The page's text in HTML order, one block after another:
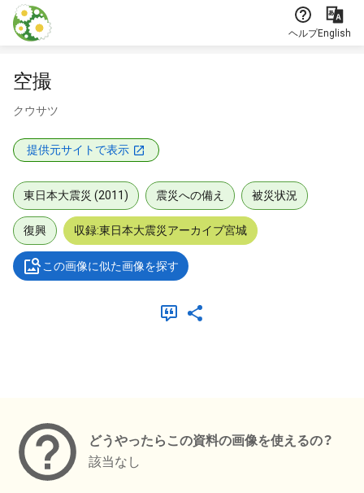
本文に飛ぶ
ヘルプEnglish
空撮
クウサツ
提供元サイトで表示
東日本大震災 (2011) 震災への備え 被災状況
復興 収録:東日本大震災アーカイブ宮城
この画像に似た画像を探す
どうやったらこの資料の画像を使えるの？
該当なし